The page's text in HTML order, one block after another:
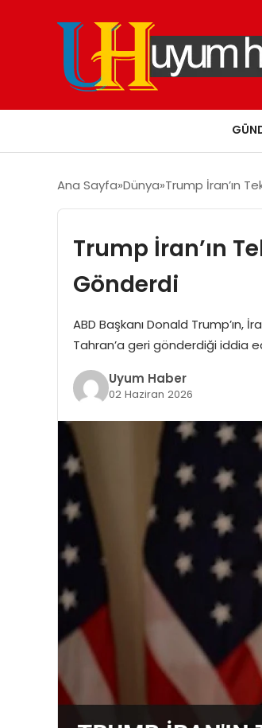
Ana Sayfa Dünya Trump İran’ın
Trump İran’ın
Gönderdi
ABD Başkanı Donald
Tahran’a geri gönderdiği iddia
Uyum Haber
02 Haziran 2026